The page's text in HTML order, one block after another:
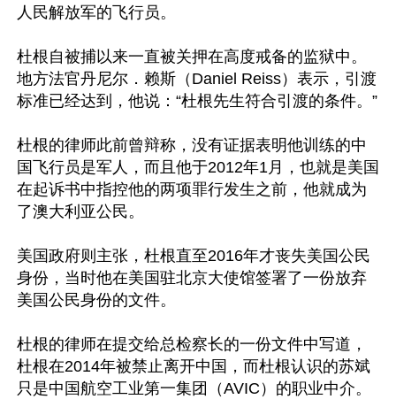
人民解放军的飞行员。
杜根自被捕以来一直被关押在高度戒备的监狱中。
地方法官丹尼尔．赖斯（Daniel Reiss）表示，引渡
标准已经达到，他说：“杜根先生符合引渡的条件。”
杜根的律师此前曾辩称，没有证据表明他训练的中
国飞行员是军人，而且他于2012年1月，也就是美国
在起诉书中指控他的两项罪行发生之前，他就成为
了澳大利亚公民。
美国政府则主张，杜根直至2016年才丧失美国公民
身份，当时他在美国驻北京大使馆签署了一份放弃
美国公民身份的文件。
杜根的律师在提交给总检察长的一份文件中写道，
杜根在2014年被禁止离开中国，而杜根认识的苏斌
只是中国航空工业第一集团（AVIC）的职业中介。